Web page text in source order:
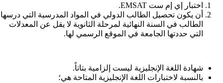
اختبار إي إم ست EMSAT.
أن يكون تحصيل الطالب الدولي في المواد المدرسية التي درسها
الطالب في السنة النهائية لمرحلة الثانوية لا يقل عن المعدلات
التي حددتها الجامعة في الموقع الرسمي لها.
شهادة اللغة الإنجليزية ليست إلزامية بتاتاً.
بالنسبة لاختبارات اللغة الإنجليزية المتاحة هي؛